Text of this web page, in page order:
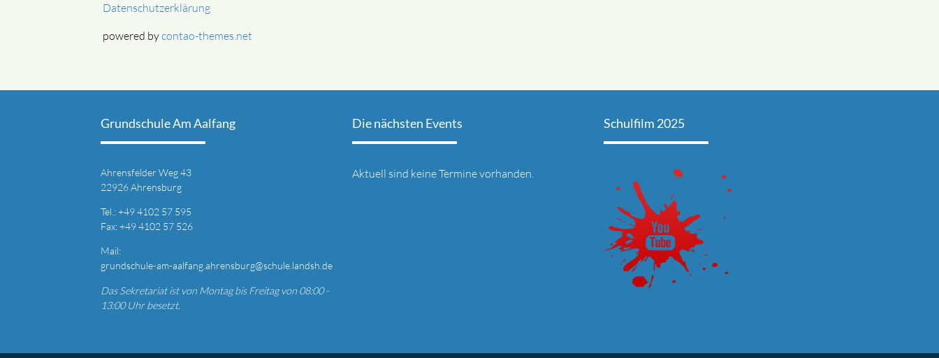
Datenschutzerklärung
powered bycontao-themes.net
Grundschule Am Aalfang
Ahrensfelder Weg 43
22926 Ahrensburg
Tel.: +494102 57 595
Fax: +49 4102 57 526
Mail:
grundschule-am-aalfang.ahrensburg@schule.landsh.de
Das Sekretariat ist von Montag bis Freitag von 08:00 -
13:00 Uhr besetzt.
Die nächsten Events
Aktuell sind keine Termine vorhanden.
Schulfilm 2025